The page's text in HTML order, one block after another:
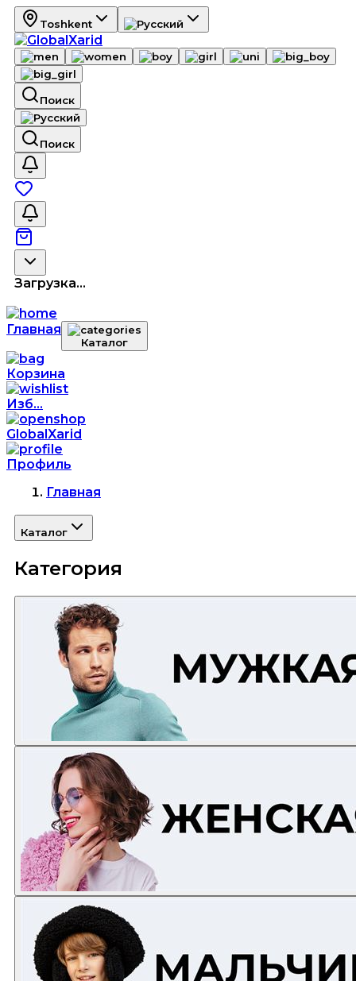
Toshkent
Поиск
Поиск
Загрузка...
Главная
Каталог
Корзина
Изб...
GlobalXarid
Профиль
Главная
Каталог
Категория